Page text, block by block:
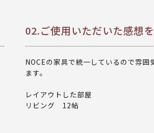
02.ご使用いただいた感想
NOCEの家具で統一しているので雰
ます。
レイアウトした部屋
リビング 12帖